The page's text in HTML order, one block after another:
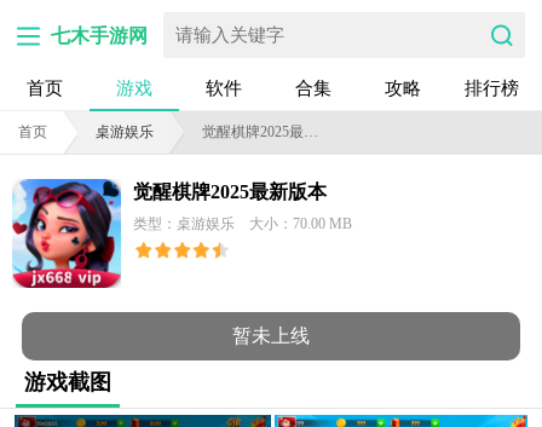
七木手游网
首页 游戏 软件 合集 攻略 排行榜
首页 桌游娱乐 觉醒棋牌2025最新版本
觉醒棋牌2025最新版本
类型：桌游娱乐 大小：70.00 MB
暂未上线
游戏截图